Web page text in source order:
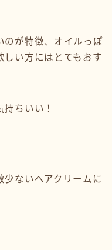
のが特徴、オイルっぽ
しい方にはとてもおす
ちいい！
少ないヘアクリームに